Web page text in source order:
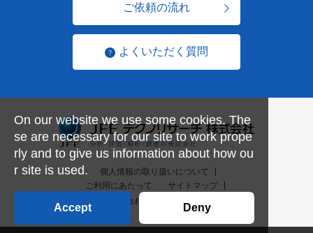
ご依頼の流れ
よくいただく質問
個人情報の取り扱いについて
ご利用にあたって
サイトマップ
お問い合わせ一覧
English
On our website we use some cookies. The
se are necessary for our site to work prope
rly and to give us information about how ou
r site is used.
Accept Deny